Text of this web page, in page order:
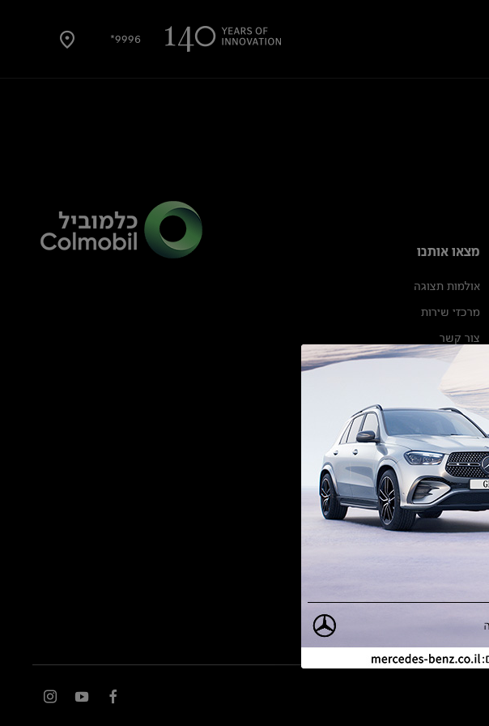
9996*
מצאו אותנו
אולמות תצוגה
מרכזי שירות
צור קשר